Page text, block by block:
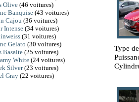
Type
Olive(46 voitures)
Banquise(43 voitures)
Cajou (36 voitures)
Intense(34 voitures)
(31 voitures)
Gelato (30 voitures)
Basalte(25 voitures)
White(24 voitures)
Silver(23 voitures)
Gray(22 voitures)